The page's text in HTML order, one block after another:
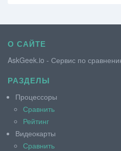
О САЙТЕ
AskGeek.io - Сервис по
РАЗДЕЛЫ
Процессоры
Сравнить
Рейтинг
Видеокарты
Сравнить